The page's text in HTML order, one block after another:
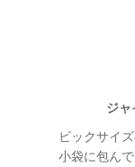
ジャ
ビックサイ
小袋に包ん